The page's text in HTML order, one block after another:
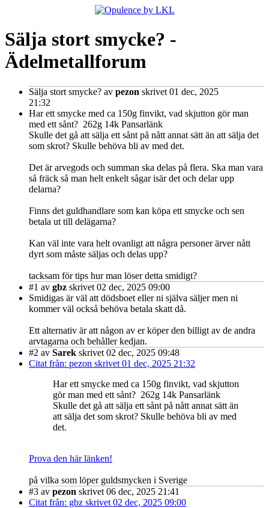
Sälja stort smycke? -
Ädelmetallforum
Sälja stort smycke? av pezon skrivet 01 dec, 2025
21:32
Har ett smycke med ca 150g finvikt, vad skjutton gör man
med ett sånt? 262g 14k Pansarlänk
Skulle det gå att sälja ett sånt på nått annat sätt än att sälja det
som skrot? Skulle behöva bli av med det.
Det är arvegods och summan ska delas på flera. Ska man vara
så fräck så man helt enkelt sågar isär det och delar upp
delarna?
Finns det guldhandlare som kan köpa ett smycke och sen
betala ut till delägarna?
Kan väl inte vara helt ovanligt att några personer ärver nått
dyrt som måste säljas och delas upp?
tacksam för tips hur man löser detta smidigt?
#1 av gbz skrivet 02 dec, 2025 09:00
Smidigas är väl att dödsboet eller ni själva säljer men ni
kommer väl också behöva betala skatt då.
Ett alternativ är att någon av er köper den billigt av de andra
arvtagarna och behåller kedjan.
#2 av Sarek skrivet 02 dec, 2025 09:48
Citat från: pezon skrivet 01 dec, 2025 21:32
Har ett smycke med ca 150g finvikt, vad skjutton
gör man med ett sånt? 262g 14k Pansarlänk
Skulle det gå att sälja ett sånt på nått annat sätt än
att sälja det som skrot? Skulle behöva bli av med
det.
Prova den här länken!
på vilka som löper guldsmycken i Sverige
#3 av pezon skrivet 06 dec, 2025 21:41
Citat från: gbz skrivet 02 dec, 2025 09:00